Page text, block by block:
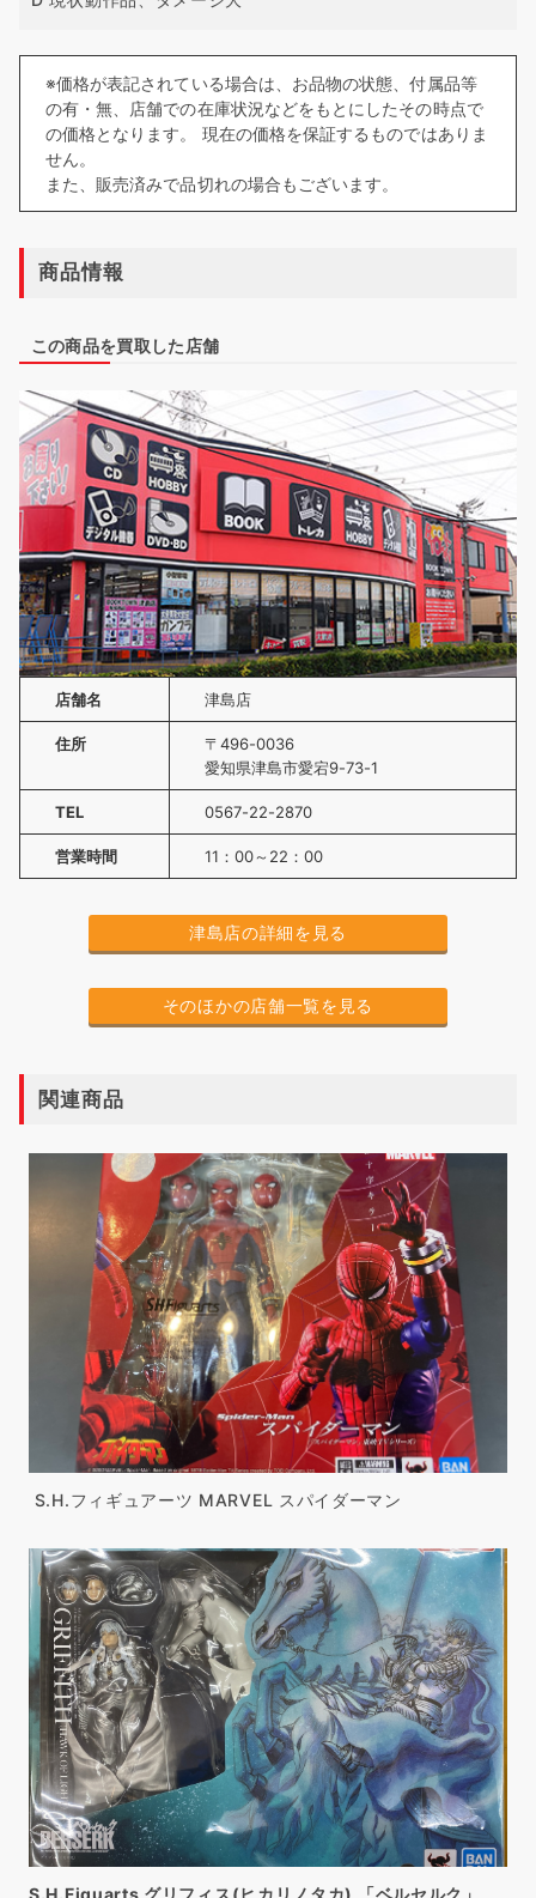
※価格が表記されている場合は、お品物の状態、付属品等
の有・無、店舗での在庫状況などをもとにしたその時点で
の価格となります。 現在の価格を保証するものではありま
せん。
また、販売済みで品切れの場合もございます。
商品情報
この商品を買取した店舗
店舗名 津島店
住所
〒496-0036
愛知県津島市愛宕9-73-1
TEL 0567-22-2870
営業時間 11：00～22：00
津島店の詳細を見る
そのほかの店舗一覧を見る
関連商品
S.H.フィギュアーツ MARVEL スパイダーマン